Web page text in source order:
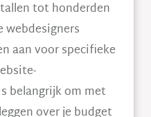
tot honderden
webdesigners
aan voor specifieke
belangrijk om met